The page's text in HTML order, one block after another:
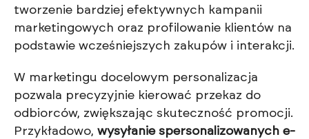
tworzenie bardziej efektywnych kampanii
marketingowych oraz profilowanie klientów na
podstawie wcześniejszych zakupów i interakcji.
W marketingu docelowym personalizacja
pozwala precyzyjnie kierować przekaz do
odbiorców, zwiększając skuteczność promocji.
Przykładowo, wysyłanie spersonalizowanych e-